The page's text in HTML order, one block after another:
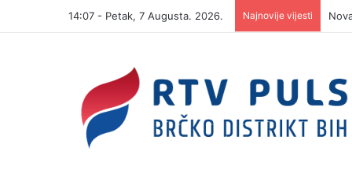
14:07 - Petak, 7 Augusta. 2026. Najnovije vijesti